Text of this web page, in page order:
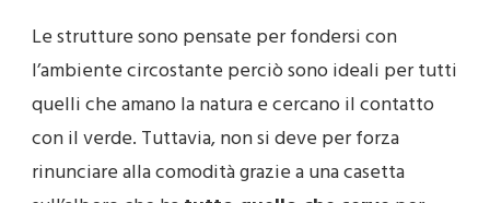
Le strutture sono pensate per fondersi con
l’ambiente circostante perciò sono ideali per tutti
quelli che amano la natura e cercano il contatto
con il verde. Tuttavia, non si deve per forza
rinunciare alla comodità grazie a una casetta